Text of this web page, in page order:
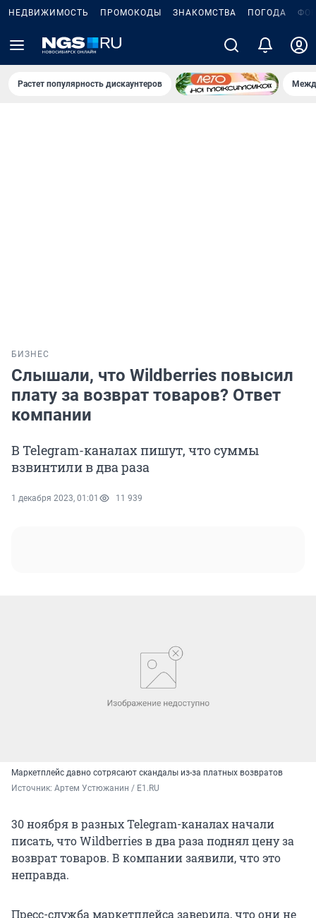
НЕДВИЖИМОСТЬ ПРОМОКОДЫ ЗНАКОМСТВА ПОГОДА
Растет популярность дискаунтеров
БИЗНЕС
Слышали, что Wildberries повысил
плату за возврат товаров? Ответ
компании
В Telegram-каналах пишут, что суммы
взвинтили в два раза
1 декабря 2023, 01:01 11 939
Маркетплейс давно сотрясают скандалы из-за платных возвратов
Источник: Артем Устюжанин / E1.RU
30 ноября в разных Telegram-каналах начали
писать, что Wildberries в два раза поднял цену за
возврат товаров. В компании заявили, что это
неправда.
Пресс-служба маркетплейса заверила, что они не